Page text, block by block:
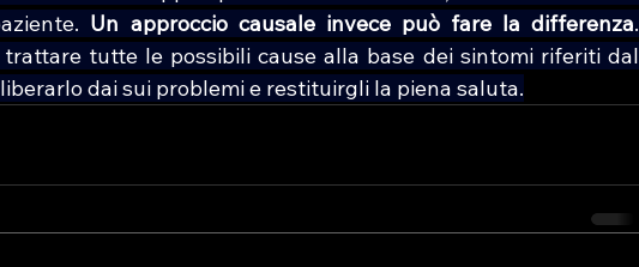
Un approccio causale invece può fare la differenza.
tutte le possibili cause alla base dei sintomi riferiti dal
dai sui problemi e restituirgli la piena saluta.